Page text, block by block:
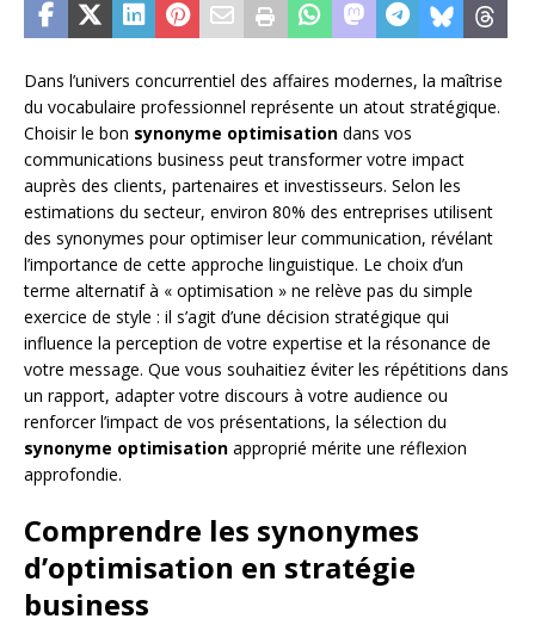
Dans l’univers concurrentiel des affaires modernes, la maîtrise
du vocabulaire professionnel représente un atout stratégique.
Choisir le bon synonyme optimisation dans vos
communications business peut transformer votre impact
auprès des clients, partenaires et investisseurs. Selon les
estimations du secteur, environ 80% des entreprises utilisent
des synonymes pour optimiser leur communication, révélant
l’importance de cette approche linguistique. Le choix d’un
terme alternatif à « optimisation » ne relève pas du simple
exercice de style : il s’agit d’une décision stratégique qui
influence la perception de votre expertise et la résonance de
votre message. Que vous souhaitiez éviter les répétitions dans
un rapport, adapter votre discours à votre audience ou
renforcer l’impact de vos présentations, la sélection du
synonyme optimisation approprié mérite une réflexion
approfondie.
Comprendre les synonymes
d’optimisation en stratégie
business